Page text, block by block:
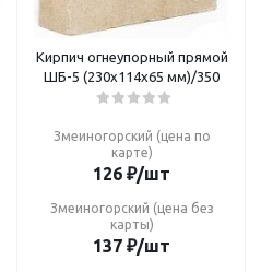
Кирпич огнеупорный прямой
ШБ-5 (230х114х65 мм)/350
Змеиногорский (цена по
карте)
126 ₽/шт
Змеиногорский (цена без
карты)
137 ₽/шт